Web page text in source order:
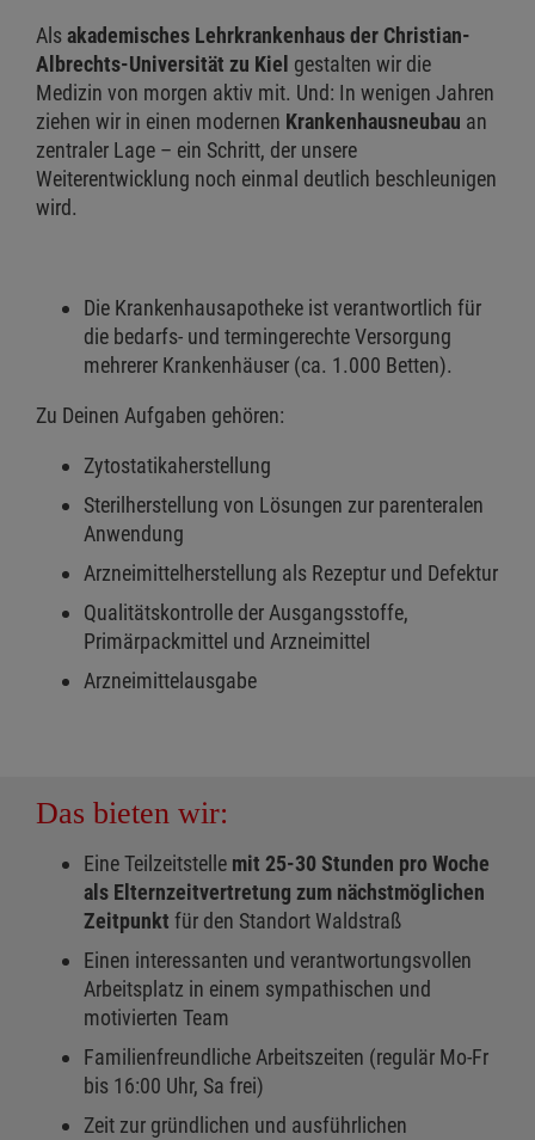
Alsakademisches Lehrkrankenhaus der Christian-
Albrechts-Universität zu Kiel gestalten wir die
Medizin von morgen aktiv mit. Und: In wenigen Jahren
ziehen wir in einen modernen Krankenhausneubau an
zentraler Lage – ein Schritt, der unsere
Weiterentwicklung noch einmal deutlich beschleunigen
wird.
Die Krankenhausapotheke ist verantwortlich für
die bedarfs- und termingerechte Versorgung
mehrerer Krankenhäuser (ca. 1.000 Betten).
Zu Deinen Aufgaben gehören:
Zytostatikaherstellung
Sterilherstellung von Lösungen zur parenteralen
Anwendung
Arzneimittelherstellung als Rezeptur und Defektur
Qualitätskontrolle der Ausgangsstoffe,
Primärpackmittel und Arzneimittel
Arzneimittelausgabe
Das bieten wir:
Eine Teilzeitstelle mit 25-30 Stunden pro Woche
als Elternzeitvertretung zum nächstmöglichen
Zeitpunkt für den Standort Waldstraß
Einen interessanten und verantwortungsvollen
Arbeitsplatz in einem sympathischen und
motivierten Team
Familienfreundliche Arbeitszeiten (regulär Mo-Fr
bis 16:00 Uhr, Sa frei)
Zeit zur gründlichen und ausführlichen